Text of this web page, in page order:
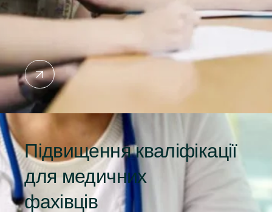
Підвищення кваліфікації
для медичних
фахівців